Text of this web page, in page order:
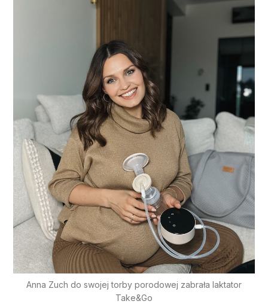
Anna Zuch do swojej torby porodowej zabrała laktator
Take&Go